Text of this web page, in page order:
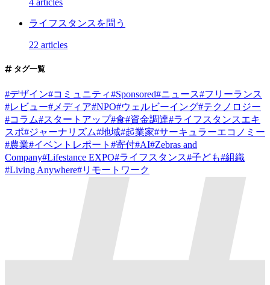
4 articles
ライフスタンスを問う
22 articles
タグ一覧
#デザイン#コミュニティ#Sponsored#ニュース#フリーランス
#レビュー# メディア#NPO#ウェルビーイング#テクノロジー
#コラム#スタートアップ#食#資金調達#ライフスタンスエキ
スポ#ジャーナリズム#地域#起業家#サーキュラーエコノミー
#農業#イベントレポート #寄付#AI#Zebras and
Company#Lifestance EXPO#ライフスタンス#子ども#組織
#Living Anywhere#リモートワーク